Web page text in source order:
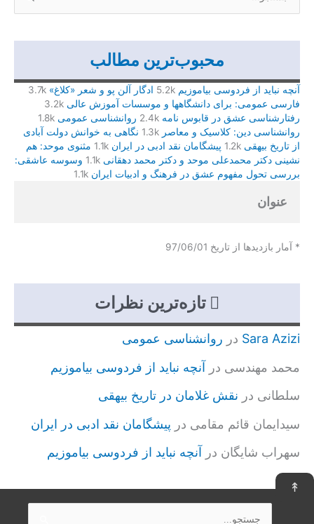
ب
ر
ا
ی
:
محبوب‌ترین مطالب
آنچه نباید از فردوسی بیاموزیم ادگار آلن پو و شعر «کلاغ»
فارسی عمومی: برای دانشگاهها و موسسات آموزش عالی
رفتارشناسی عشق در قابوس نامه
روانشناسی عمومی
روانشناسی دین: کلاسیک و معاصر
نگاهی به خوانش دولت آبادی
از تاریخ بیهقی
پیشگامان نقد ادبی در ایران
مثنوی موحد: هم
نشینی دکتر محمدعلی موحد و دکتر محمد دهقانی
وسوسه عاشقی:
بررسی تحول مفهوم عشق در فرهنگ و ادبیات ایران
عنوان
* آمار بازدیدها از تاریخ 97/06/01
تازه‌ترین نظرات
Sara Azizi در روانشناسی عمومی
محمد مهندسی در آنچه نباید از فردوسی بیاموزیم
سلطانی در نقش غلامان در تاریخ بیهقی
سیدایمان قائم مقامی در پیشگامان نقد ادبی در ایران
سهراب شایگان در آنچه نباید از فردوسی بیاموزیم
↟